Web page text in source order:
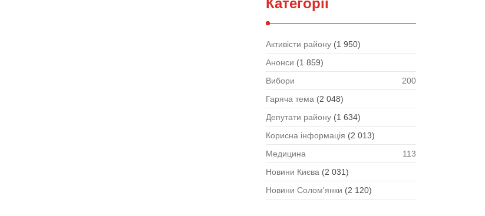
Активісти району (1 950)
Анонси (1 859)
Вибори
200
Гаряча тема (2 048)
Депутати району (1 634)
Корисна інформація (2 013)
Медицина
113
Новини Києва (2 031)
Новини Солом'янки (2 120)